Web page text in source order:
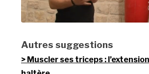
Autres suggestions
Muscler ses triceps :